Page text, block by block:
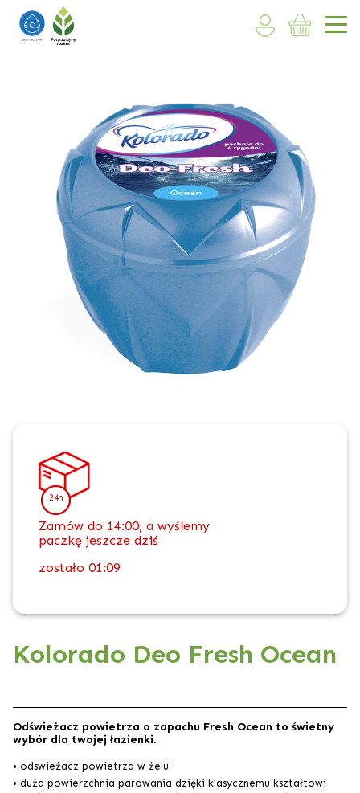
24h
Zamów do 14:00, a wyślemy
paczkę jeszcze dziś
zostało 01:09
Kolorado Deo Fresh Ocean
Odświeżacz powietrza o zapachu Fresh Ocean to świetny
wybór dla twojej łazienki.
• odswieżacz powietrza w żelu
• duża powierzchnia parowania dzięki klasycznemu kształtowi